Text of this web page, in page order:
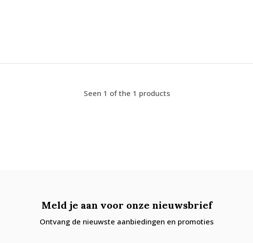
Seen 1 of the 1 products
Meld je aan voor onze nieuwsbrief
Ontvang de nieuwste aanbiedingen en promoties